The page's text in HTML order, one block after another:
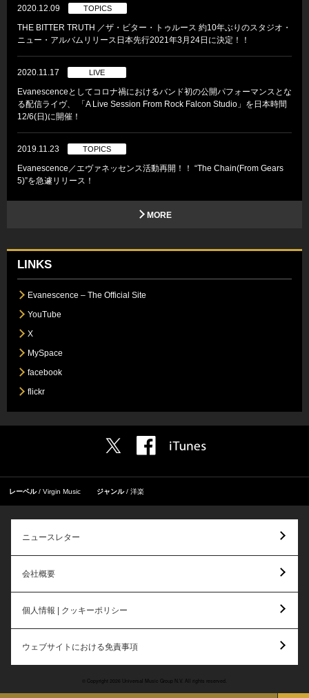
2020.12.09 TOPICS
THE BITTER TRUTH ／ザ・ビター・トゥルース 約10年ぶりのスタジオ・
ニュー・アルバムリリース日本先行2021年3月24日に決定！！
2020.11.17 LIVE
Evanescenceとしてコロナ禍におけるバンド初の公開パフォーマンスとな
る配信ライヴ、 「A Live Session From Rock Falcon Studio」を日本時間
12/6(日)に開催！
2019.11.23 TOPICS
Evanescence／エヴァネッセンス活動再開！！ “The Chain(From Gears
5)”を急遽リリース！
MORE
LINKS
Evanescence – The Official Site
YouTube
X
MySpace
facebook
flickr
レーベル Virgin Music ジャンル 洋楽
ニュースレター
会社概要
個人情報 | クッキーポリシー
ウェブサイトにおける免責事項
© Copyright 2026 Universal Music Group N.V. All rights reserved.